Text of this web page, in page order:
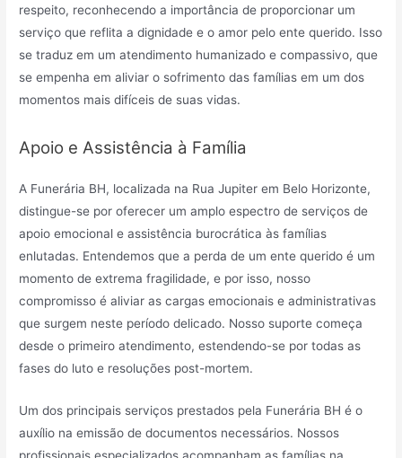
respeito, reconhecendo a importância de proporcionar um
serviço que reflita a dignidade e o amor pelo ente querido. Isso
se traduz em um atendimento humanizado e compassivo, que
se empenha em aliviar o sofrimento das famílias em um dos
momentos mais difíceis de suas vidas.
Apoio e Assistência à Família
A Funerária BH, localizada na Rua Jupiter em Belo Horizonte,
distingue-se por oferecer um amplo espectro de serviços de
apoio emocional e assistência burocrática às famílias
enlutadas. Entendemos que a perda de um ente querido é um
momento de extrema fragilidade, e por isso, nosso
compromisso é aliviar as cargas emocionais e administrativas
que surgem neste período delicado. Nosso suporte começa
desde o primeiro atendimento, estendendo-se por todas as
fases do luto e resoluções post-mortem.
Um dos principais serviços prestados pela Funerária BH é o
auxílio na emissão de documentos necessários. Nossos
profissionais especializados acompanham as famílias na